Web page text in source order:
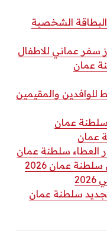
الشخصية
سفر عماني للاطفال
عمان
والمقيمين
عمان
عمان
سلطنة عمان
عمان 2026
سلطنة عمان